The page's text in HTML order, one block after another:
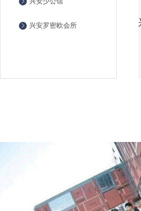
兴安罗密欧会所